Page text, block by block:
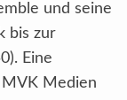
und seine
bis zur
Eine
MVK Medien